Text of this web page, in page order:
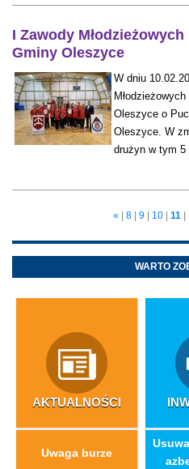
I Zawody
Gminy Oleszyce
W dniu
Oleszyce o
Oleszyce. W
drużyn w tym 5
« 8| 9| 10| 11|
WARTO
AKTUALNOŚCI
Uwaga burze